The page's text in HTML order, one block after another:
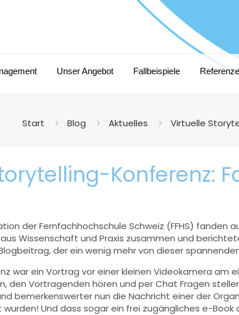
Unser Angebot Fallbeispiele
Start Blog Aktuelles Virtuelle
Konferenz:
der Fernfachhochschule Schweiz (FFHS) fanden
Wissenschaft und Praxis zusammen und
der ein wenig mehr von dieser
war ein Vortrag vor einer kleinen Videokamera
den Vortragenden hören und per Chat Fragen
bemerkenswerter nun die Nachricht einer der
Und dass sogar ein frei zugängliches e-